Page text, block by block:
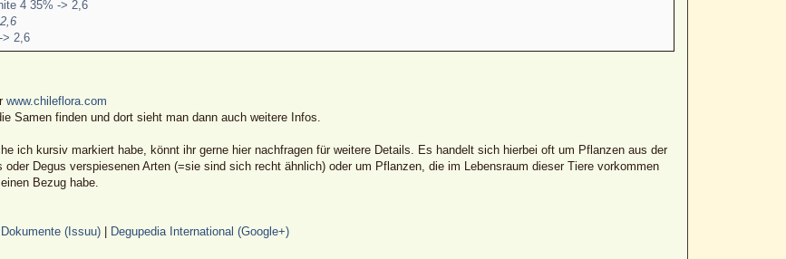
4 35% -> 2,6
> 2,6
www.chileflora.com
Samen finden und dort sieht man dann auch weitere Infos.
ich kursiv markiert habe, könnt ihr gerne hier nachfragen für weitere Details. Es handelt sich hierbei oft um Pflanzen aus der
Degus verspiesenen Arten (=sie sind sich recht ähnlich) oder um Pflanzen, die im Lebensraum dieser Tiere vorkommen
Bezug habe.
Dokumente (Issuu)| Degupedia International (Google+)